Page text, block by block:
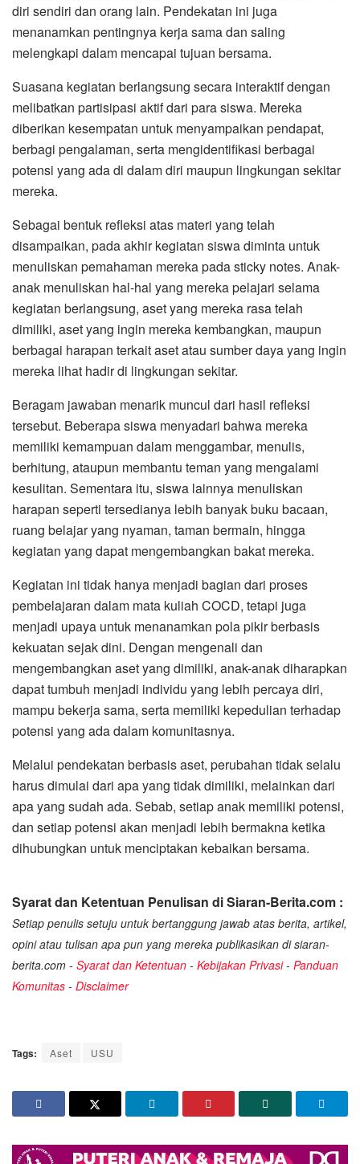
diri sendiri dan orang lain. Pendekatan ini juga
menanamkan pentingnya kerja sama dan saling
melengkapi dalam mencapai tujuan bersama.
Suasana kegiatan berlangsung secara interaktif dengan
melibatkan partisipasi aktif dari para siswa. Mereka
diberikan kesempatan untuk menyampaikan pendapat,
berbagi pengalaman, serta mengidentifikasi berbagai
potensi yang ada di dalam diri maupun lingkungan sekitar
mereka.
Sebagai bentuk refleksi atas materi yang telah
disampaikan, pada akhir kegiatan siswa diminta untuk
menuliskan pemahaman mereka pada sticky notes. Anak-
anak menuliskan hal-hal yang mereka pelajari selama
kegiatan berlangsung, aset yang mereka rasa telah
dimiliki, aset yang ingin mereka kembangkan, maupun
berbagai harapan terkait aset atau sumber daya yang ingin
mereka lihat hadir di lingkungan sekitar.
Beragam jawaban menarik muncul dari hasil refleksi
tersebut. Beberapa siswa menyadari bahwa mereka
memiliki kemampuan dalam menggambar, menulis,
berhitung, ataupun membantu teman yang mengalami
kesulitan. Sementara itu, siswa lainnya menuliskan
harapan seperti tersedianya lebih banyak buku bacaan,
ruang belajar yang nyaman, taman bermain, hingga
kegiatan yang dapat mengembangkan bakat mereka.
Kegiatan ini tidak hanya menjadi bagian dari proses
pembelajaran dalam mata kuliah COCD, tetapi juga
menjadi upaya untuk menanamkan pola pikir berbasis
kekuatan sejak dini. Dengan mengenali dan
mengembangkan aset yang dimiliki, anak-anak diharapkan
dapat tumbuh menjadi individu yang lebih percaya diri,
mampu bekerja sama, serta memiliki kepedulian terhadap
potensi yang ada dalam komunitasnya.
Melalui pendekatan berbasis aset, perubahan tidak selalu
harus dimulai dari apa yang tidak dimiliki, melainkan dari
apa yang sudah ada. Sebab, setiap anak memiliki potensi,
dan setiap potensi akan menjadi lebih bermakna ketika
dihubungkan untuk menciptakan kebaikan bersama.
Syarat dan Ketentuan Penulisan di Siaran-Berita.com :
Setiap penulis setuju untuk bertanggung jawab atas berita, artikel,
opini atau tulisan apa pun yang mereka publikasikan di siaran-
berita.com - Syarat dan Ketentuan - Kebijakan Privasi- Panduan
Komunitas - Disclaimer
Tags: Aset USU